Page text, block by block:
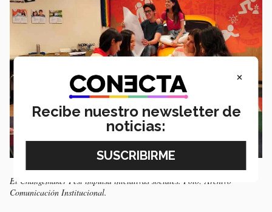
El Changemaker Fest impulsa iniciativas sociales. Foto: Archivo
Comunicación Institucional.
×
Recibe nuestro newsletter de
noticias: